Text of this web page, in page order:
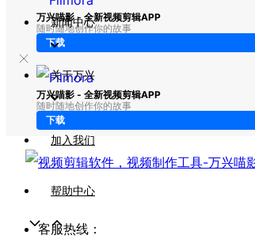
万兴喵影 - 全新视频剪辑APP
随时随地创作你的故事
下载
万兴喵影 - 全新视频剪辑APP
随时随地创作你的故事
下载
新闻中心
关于万兴
加入我们
帮助中心
客服热线：